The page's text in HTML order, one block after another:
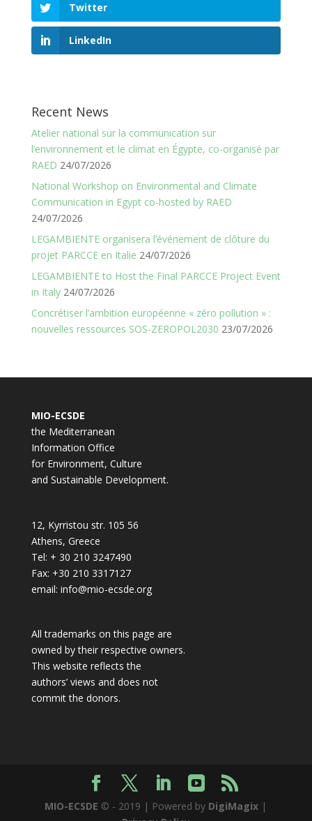
Twitter
LinkedIn
Recent News
Atelier national sur la communication sur
l’environnement et le climat en Égypte, co-organisé par
RAED 24/07/2026
National Workshop on Environmental and Climate
Communication in Egypt co-hosted by RAED
24/07/2026
LEGAMBIENTE organisera l’événement de clôture du
projet PARCCE en Italie 24/07/2026
LEGAMBIENTE to Host the Final PARCCE Project Event
in Italy 24/07/2026
Concrétiser l’ambition européenne « zéro pollution » :
nouvelles ressources SOS-ZEROPOL2030 23/07/2026
MIO-ECSDE
the Mediterranean
Information Office
for Environment, Culture
and Sustainable Development.
12, Kyrristou str. 105 56
Athens, Greece
Tel: + 30 210 3247490
Fax: +30 210 3317127
email: info@mio-ecsde.org
All trademarks on this page are
owned by their respective owners.
This website reflects the
authors’ views and does not
commit the donors.
MIO-ECSDE © - 2019 | Powered by DigiMagix |